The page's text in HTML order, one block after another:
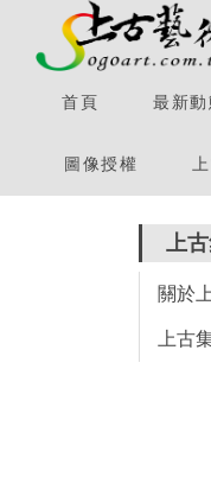
首頁 最新動
圖像授權
上
關於
上古